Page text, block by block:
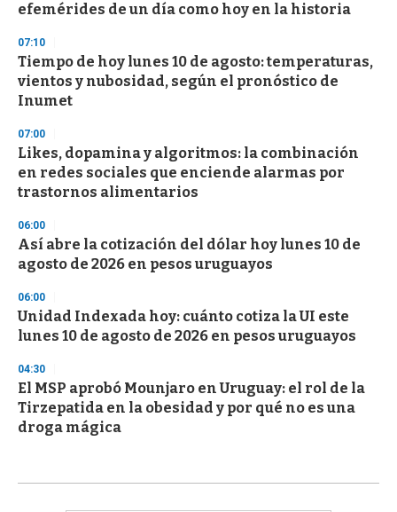
efemérides de un día como hoy en la historia
07:10
Tiempo de hoy lunes 10 de agosto: temperaturas,
vientos y nubosidad, según el pronóstico de
Inumet
07:00
Likes, dopamina y algoritmos: la combinación
en redes sociales que enciende alarmas por
trastornos alimentarios
06:00
Así abre la cotización del dólar hoy lunes 10 de
agosto de 2026 en pesos uruguayos
06:00
Unidad Indexada hoy: cuánto cotiza la UI este
lunes 10 de agosto de 2026 en pesos uruguayos
04:30
El MSP aprobó Mounjaro en Uruguay: el rol de la
Tirzepatida en la obesidad y por qué no es una
droga mágica